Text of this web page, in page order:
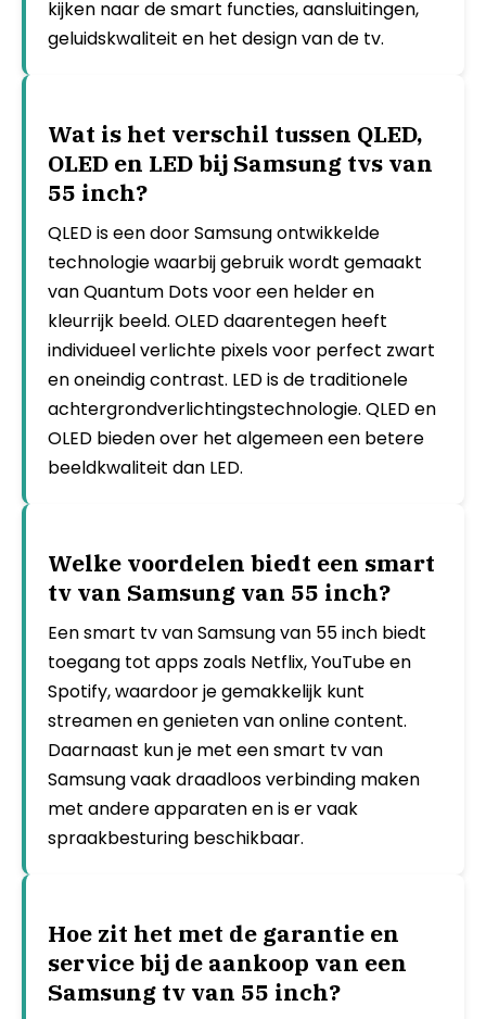
kijken naar de smart functies, aansluitingen,
geluidskwaliteit en het design van de tv.
Wat is het verschil tussen QLED,
OLED en LED bij Samsung tvs van
55 inch?
QLED is een door Samsung ontwikkelde
technologie waarbij gebruik wordt gemaakt
van Quantum Dots voor een helder en
kleurrijk beeld. OLED daarentegen heeft
individueel verlichte pixels voor perfect zwart
en oneindig contrast. LED is de traditionele
achtergrondverlichtingstechnologie. QLED en
OLED bieden over het algemeen een betere
beeldkwaliteit dan LED.
Welke voordelen biedt een smart
tv van Samsung van 55 inch?
Een smart tv van Samsung van 55 inch biedt
toegang tot apps zoals Netflix, YouTube en
Spotify, waardoor je gemakkelijk kunt
streamen en genieten van online content.
Daarnaast kun je met een smart tv van
Samsung vaak draadloos verbinding maken
met andere apparaten en is er vaak
spraakbesturing beschikbaar.
Hoe zit het met de garantie en
service bij de aankoop van een
Samsung tv van 55 inch?